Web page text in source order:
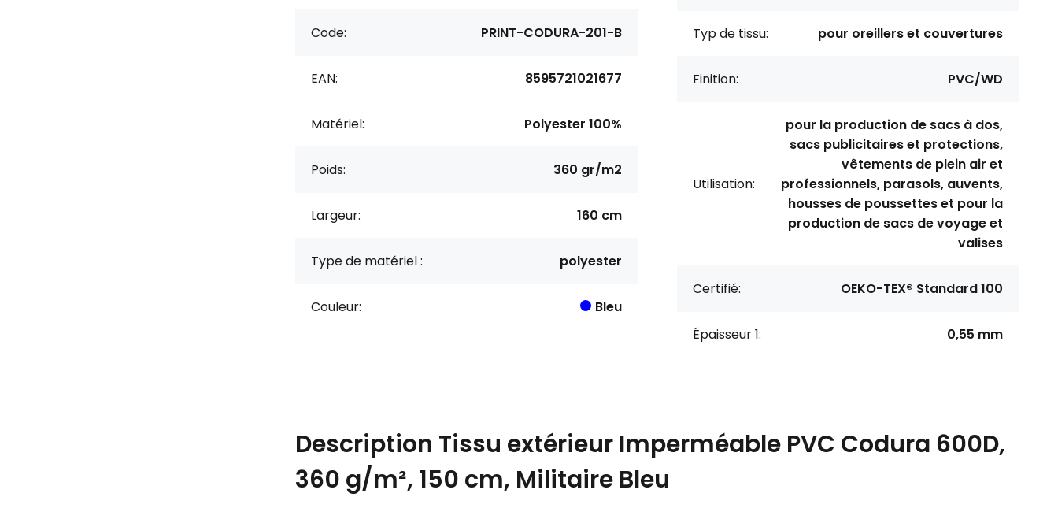
Code: PRINT-CODURA-201-B
EAN: 8595721021677
Matériel: Polyester 100%
Poids: 360 gr/m2
Largeur: 160 cm
Type de matériel : polyester
Couleur: Bleu
Typ de tissu: pour oreillers et couvertures
Finition: PVC/WD
Utilisation:
pour la production de sacs à dos,
sacs publicitaires et protections,
vêtements de plein air et
professionnels, parasols, auvents,
housses de poussettes et pour la
production de sacs de voyage et
valises
Certifié: OEKO-TEX® Standard 100
Épaisseur 1: 0,55 mm
Description Tissu extérieur Imperméable PVC Codura 600D,
360 g/m², 150 cm, Militaire Bleu